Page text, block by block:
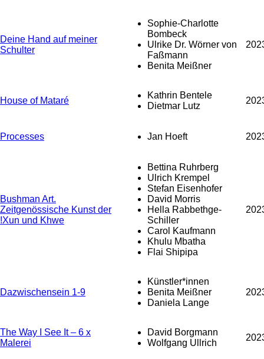
Deine Hand auf meiner
Schulter
Sophie-Charlotte
Bombeck
Ulrike Dr. Wörner von
Faßmann
Benita Meißner
House of Mataré
Kathrin Bentele
Dietmar Lutz
Processes Jan Hoeft
Bushman Art.
Zeitgenössische Kunst der
!Xun und Khwe
Bettina Ruhrberg
Ulrich Krempel
Stefan Eisenhofer
David Morris
Hella Rabbethge-
Schiller
Carol Kaufmann
Khulu Mbatha
Flai Shipipa
Dazwischensein 1-9
Künstler*innen
Benita Meißner
Daniela Lange
The Way I See It – 6 x
Malerei
David Borgmann
Wolfgang Ullrich